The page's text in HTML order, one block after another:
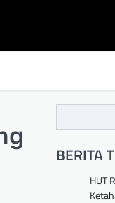
BERITA
HUT